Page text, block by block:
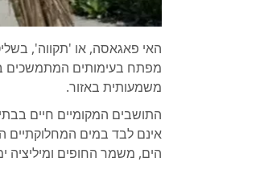
משמעותית באזור.
התושבים המקומיים חיים
אינם לבד במים המחלוקתיים
הים, משמר החופים ומיליציה